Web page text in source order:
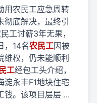
用农民工应急周转
底解决，最终引
工讨薪3年无果，
，14名农民工因被
维权，仍未能顺利
工经包工头介绍，
淀永丰F1地块住宅
钱。该项目层层 ...